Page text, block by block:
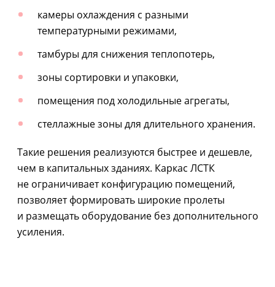
камеры охлаждения с разными
температурными режимами,
тамбуры для снижения теплопотерь,
зоны сортировки и упаковки,
помещения под холодильные агрегаты,
стеллажные зоны для длительного хранения.
Такие решения реализуются быстрее и дешевле,
чем в капитальных зданиях. Каркас ЛСТК
не ограничивает конфигурацию помещений,
позволяет формировать широкие пролеты
и размещать оборудование без дополнительного
усиления.